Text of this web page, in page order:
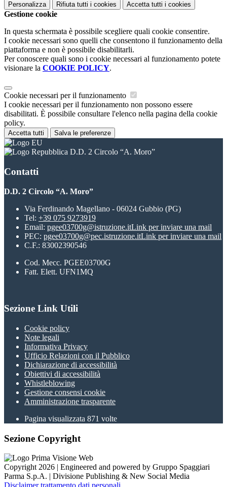
Personalizza Rifiuta tutti i cookies Accetta tutti i cookies
Gestione cookie
In questa schermata è possibile scegliere quali cookie consentire.
I cookie necessari sono quelli che consentono il funzionamento della
piattaforma e non è possibile disabilitarli.
Per conoscere quali sono i cookie necessari al funzionamento potete
visionare la COOKIE POLICY.
Cookie necessari per il funzionamento
I cookie necessari per il funzionamento non possono essere
disabilitati. È possibile consultare l'elenco nella pagina della cookie
policy.
Accetta tutti Salva le preferenze
D.D. 2 Circolo “A. Moro”
Contatti
D.D. 2 Circolo “A. Moro”
Via Ferdinando Magellano - 06024 Gubbio (PG)
Tel: +39 075 9273919
Email: pgee03700g@istruzione.itLink per inviare una mail
PEC: pgee03700g@pec.istruzione.itLink per inviare una mail
C.F.: 83002390546
Cod. Mecc. PGEE03700G
Fatt. Elett. UFN1MQ
Sezione Link Utili
Cookie policy
Note legali
Informativa Privacy
Ufficio Relazioni con il Pubblico
Dichiarazione di accessibilità
Obiettivi di accessibilità
Whistleblowing
Gestione consensi cookie
Amministrazione trasparente
Pagina visualizzata 871 volte
Sezione Copyright
Copyright 2026 | Engineered and powered by Gruppo Spaggiari
Parma S.p.A. | Divisione Publishing & New Social Media